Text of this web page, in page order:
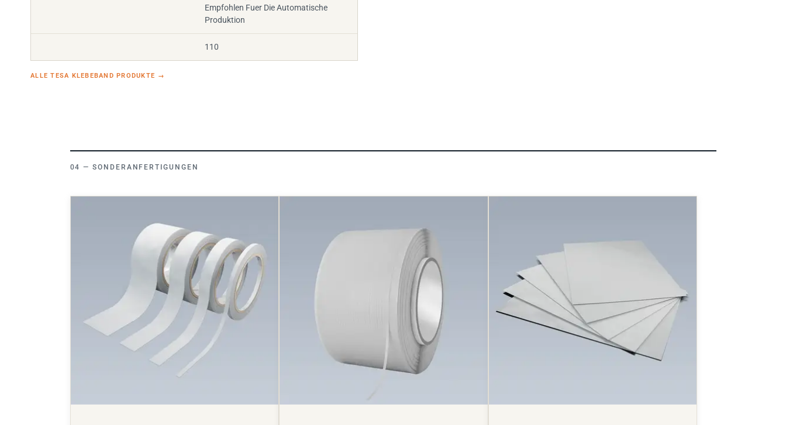
Empfohlen Fuer Die Automatische
Produktion
110
ALLE TESA KLEBEBAND PRODUKTE →
SONDERANFERTIGUNGEN